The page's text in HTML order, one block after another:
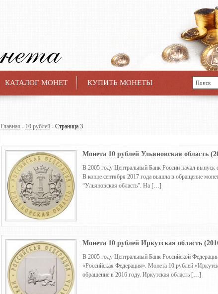
КАТАЛОГ МОНЕТ КУПИТЬ МОНЕТЫ
Главная - 10 рублей- Страница 3
Монета 10 рублей Ульяновская область
В 2005 году Центральный Банк России начал выпуск
В конце сентября 2017 года вышла в обращение
“Ульяновская область”. На […]
Монета 10 рублей Иркутская область
В 2005 году Центральный Банк Российской
«Российская Федерация». Монета 10 рублей
обращение в 2016 году. Иркутская область […]